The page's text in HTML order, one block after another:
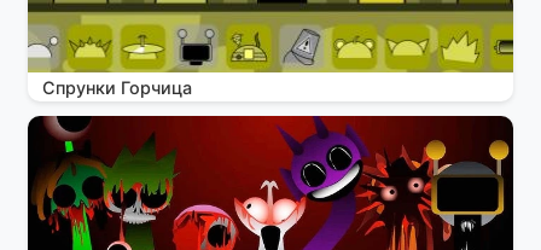
Спрунки Горчица